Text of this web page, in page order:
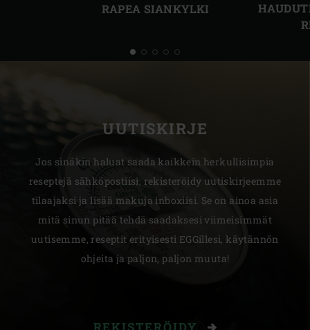
RAPEA SIANKYLKI
UUTISKIRJE
Jos sinäkin haluat saada kaikkein herkullisimpia
reseptejä sähköpostiisi, rekisteröidy uutiskirjeemme
tilaajaksi ja lisää makuja inboxiisi. Se on ainoa asia
mitä sinun pitää tehdä saadaksesi viimeisimmät
uutisemme, reseptit erityisesti EGGillesi, käytännön
ohjeita ja paljon, paljon muuta!